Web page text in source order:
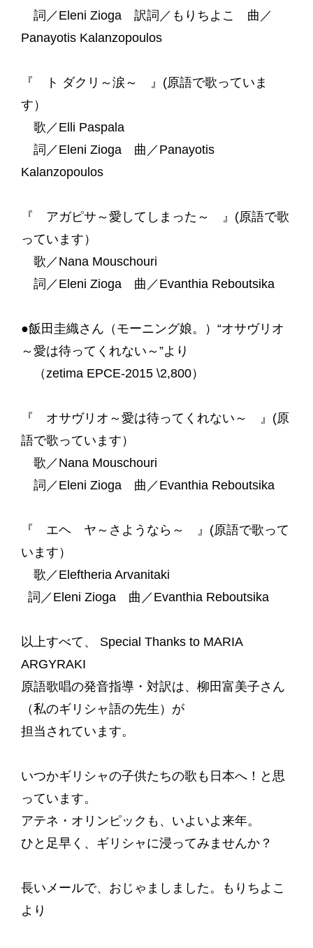
詞／Eleni Zioga 訳詞／もりちよこ 曲／
Panayotis Kalanzopoulos
『 ト ダクリ～涙～ 』(原語で歌っていま
す）
歌／Elli Paspala
詞／Eleni Zioga 曲／Panayotis
Kalanzopoulos
『 アガピサ～愛してしまった～ 』(原語で歌
っています）
歌／Nana Mouschouri
詞／Eleni Zioga 曲／Evanthia Reboutsika
●飯田圭織さん（モーニング娘。）“オサヴリオ
～愛は待ってくれない～”より
（zetima EPCE-2015 \2,800）
『 オサヴリオ～愛は待ってくれない～ 』(原
語で歌っています）
歌／Nana Mouschouri
詞／Eleni Zioga 曲／Evanthia Reboutsika
『 エヘ ヤ～さようなら～ 』(原語で歌って
います）
歌／Eleftheria Arvanitaki
詞／Eleni Zioga 曲／Evanthia Reboutsika
以上すべて、 Special Thanks to MARIA
ARGYRAKI
原語歌唱の発音指導・対訳は、柳田富美子さん
（私のギリシャ語の先生）が
担当されています。
いつかギリシャの子供たちの歌も日本へ！と思
っています。
アテネ・オリンピックも、いよいよ来年。
ひと足早く、ギリシャに浸ってみませんか？
長いメールで、おじゃましました。もりちよこ
より